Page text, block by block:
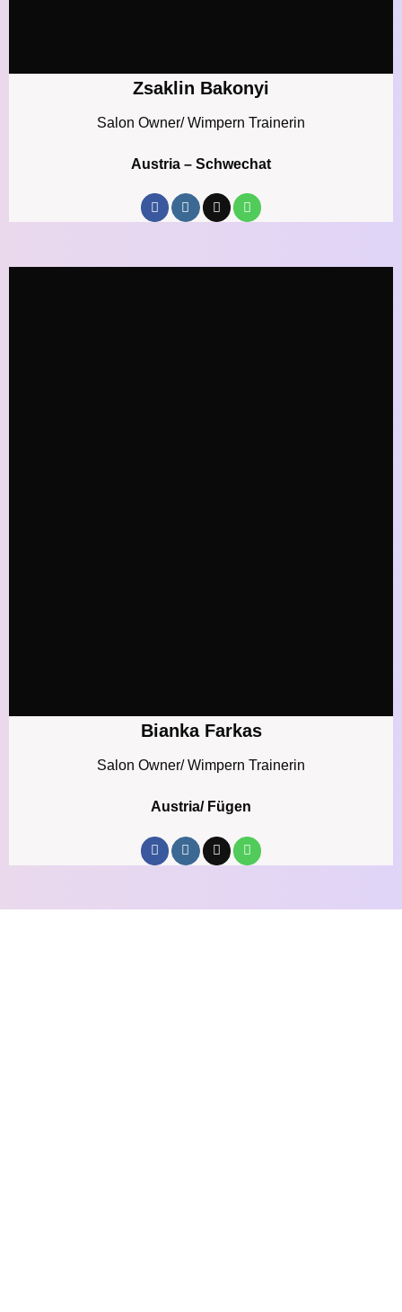
Zsaklin Bakonyi
Salon Owner/ Wimpern Trainerin
Austria – Schwechat
Bianka Farkas
Salon Owner/ Wimpern Trainerin
Austria/ Fügen